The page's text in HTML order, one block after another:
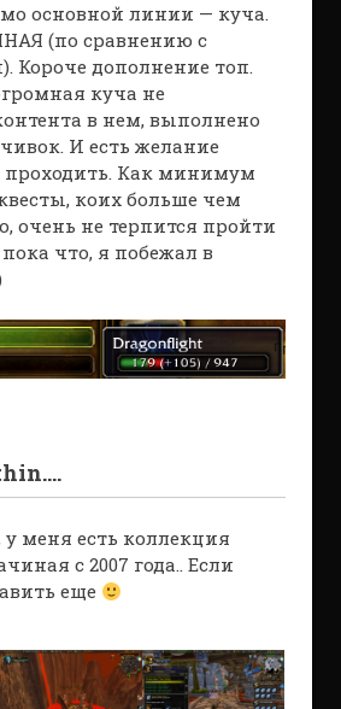
основной линии — куча.
(по сравнению с
Короче дополнение топ.
куча не
в нем, выполнено
И есть желание
проходить. Как минимум
коих больше чем
очень не терпится пройти
что, я побежал в
меня есть коллекция
с 2007 года.. Если
еще